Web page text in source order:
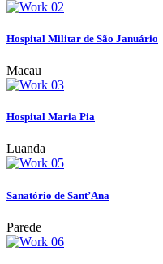
Hospital Militar de São Januário
Macau
Hospital Maria Pia
Luanda
Sanatório de Sant’Ana
Parede